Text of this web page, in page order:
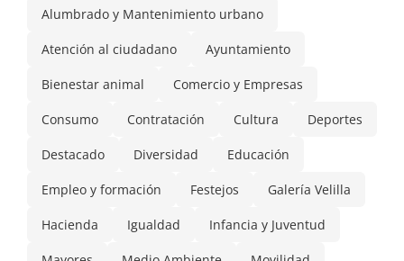
Alumbrado y Mantenimiento urbano
Atención al ciudadano Ayuntamiento
Bienestar animal Comercio y Empresas
Consumo Contratación Cultura Deportes
Destacado Diversidad Educación
Empleo y formación Festejos Galería Velilla
Hacienda Igualdad Infancia y Juventud